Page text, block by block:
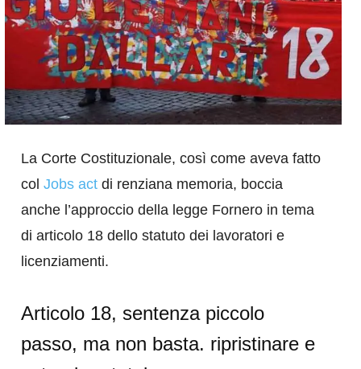
La Corte Costituzionale, così come aveva fatto
col Jobs act di renziana memoria, boccia
anche l’approccio della legge Fornero in tema
di articolo 18 dello statuto dei lavoratori e
licenziamenti.
Articolo 18, sentenza piccolo
passo, ma non basta. ripristinare e